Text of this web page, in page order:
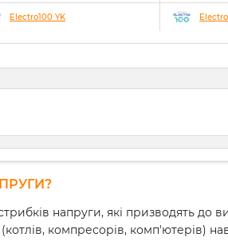
Electro100 YK
напруги, які призводять до
компресорів, комп'ютерів)